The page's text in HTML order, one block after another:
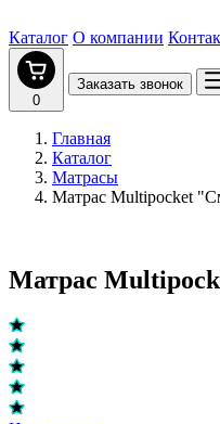
Каталог О компании
0
Заказать звонок
Главная
Каталог
Матрасы
Матрас Multipocket
Матрас